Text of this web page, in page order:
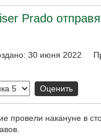
Prado
30 июня 2022
провели накануне в